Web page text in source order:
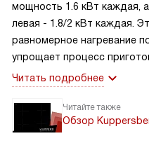
мощность 1.6 кВт каждая,
левая - 1.8/2 кВт каждая.
равномерное нагревание
упрощает процесс
Читать подробнее
Читайте также
Обзор